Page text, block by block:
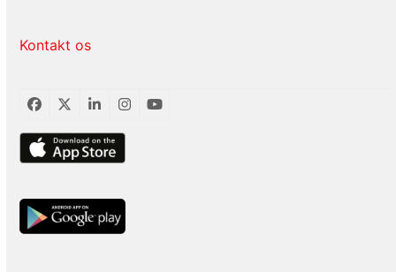
Kontakt os
Facebook
TwitterLinkedInInstagram
YouTube